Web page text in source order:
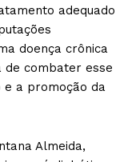
adequado
doença crônica
de combater esse
a promoção da
Almeida,